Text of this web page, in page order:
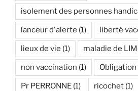
isolement des personnes
lanceur d'alerte (1) liberté
lieux de vie (1) maladie de
non vaccination (1) Obligation
Pr PERRONNE (1) ricochet (1)